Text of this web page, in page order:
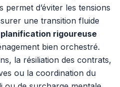
permet d’éviter les tensions
une transition fluide
planification rigoureuse
bien orchestré.
la résiliation des contrats,
ou la coordination du